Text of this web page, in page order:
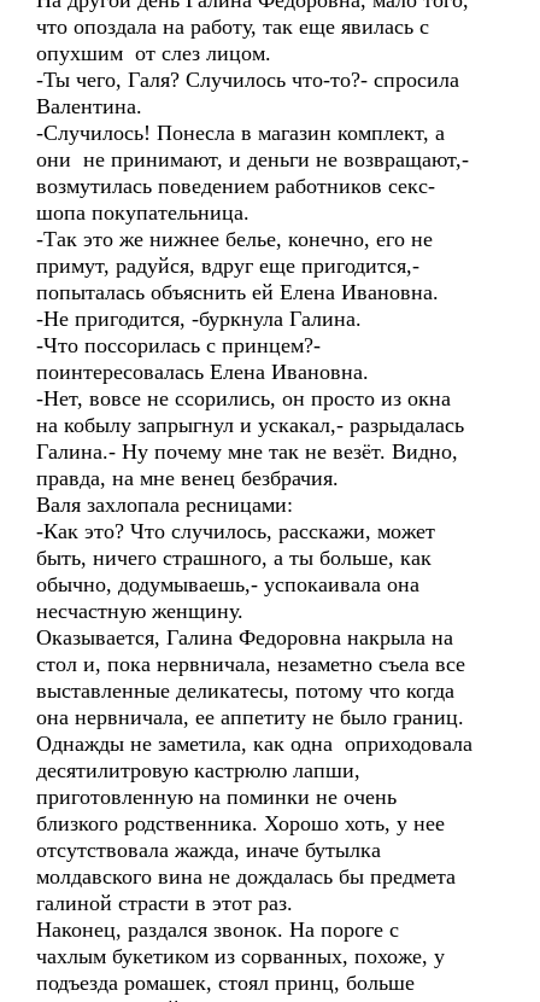
что опоздала на работу, так еще явилась с
опухшим от слез лицом.
-Ты чего, Галя? Случилось что-то?- спросила
Валентина.
-Случилось! Понесла в магазин комплект, а
они не принимают, и деньги не возвращают,-
возмутилась поведением работников секс-
шопа покупательница.
-Так это же нижнее белье, конечно, его не
примут, радуйся, вдруг еще пригодится,-
попыталась объяснить ей Елена Ивановна.
-Не пригодится, -буркнула Галина.
-Что поссорилась с принцем?-
поинтересовалась Елена Ивановна.
-Нет, вовсе не ссорились, он просто из окна
на кобылу запрыгнул и ускакал,- разрыдалась
Галина.- Ну почему мне так не везёт. Видно,
правда, на мне венец безбрачия.
Валя захлопала ресницами:
-Как это? Что случилось, расскажи, может
быть, ничего страшного, а ты больше, как
обычно, додумываешь,- успокаивала она
несчастную женщину.
Оказывается, Галина Федоровна накрыла на
стол и, пока нервничала, незаметно съела все
выставленные деликатесы, потому что когда
она нервничала, ее аппетиту не было границ.
Однажды не заметила, как одна оприходовала
десятилитровую кастрюлю лапши,
приготовленную на поминки не очень
близкого родственника. Хорошо хоть, у нее
отсутствовала жажда, иначе бутылка
молдавского вина не дождалась бы предмета
галиной страсти в этот раз.
Наконец, раздался звонок. На пороге с
чахлым букетиком из сорванных, похоже, у
подъезда ромашек, стоял принц, больше